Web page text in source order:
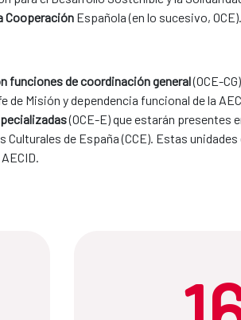
Cooperación Española (en lo sucesivo, OCE).
funciones de coordinación general(OCE-
Misión y dependencia funcional de la
(OCE-E) que estarán presentes
Culturales de España (CCE). Estas